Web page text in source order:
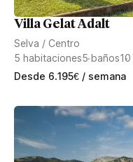
Villa Gelat Adalt
Selva / Centro
5 habitaciones5baños10
Desde 6.195€ / semana